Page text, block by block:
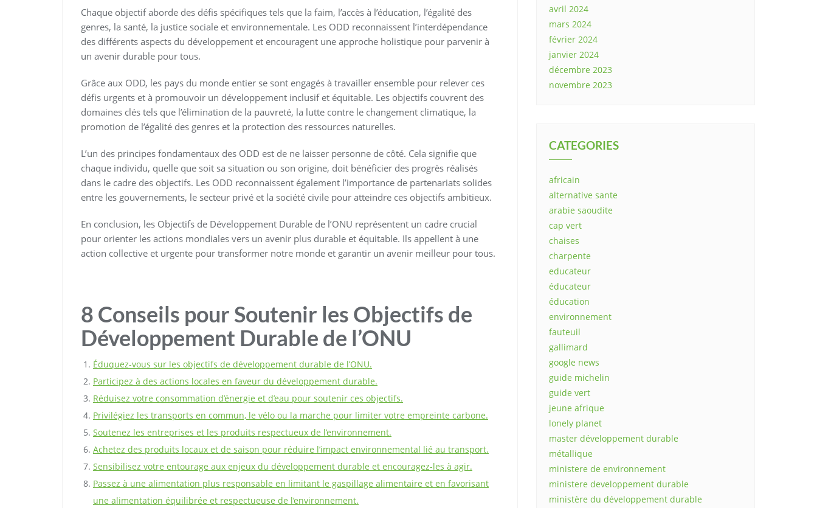
Chaque objectif aborde des défis spécifiques tels que la faim, l’accès à l’éducation, l’égalité des
genres, la santé, la justice sociale et environnementale. Les ODD reconnaissent l’interdépendance
des différents aspects du développement et encouragent une approche holistique pour parvenir à
un avenir durable pour tous.
Grâce aux ODD, les pays du monde entier se sont engagés à travailler ensemble pour relever ces
défis urgents et à promouvoir un développement inclusif et équitable. Les objectifs couvrent des
domaines clés tels que l’élimination de la pauvreté, la lutte contre le changement climatique, la
promotion de l’égalité des genres et la protection des ressources naturelles.
L’un des principes fondamentaux des ODD est de ne laisser personne de côté. Cela signifie que
chaque individu, quelle que soit sa situation ou son origine, doit bénéficier des progrès réalisés
dans le cadre des objectifs. Les ODD reconnaissent également l’importance de partenariats solides
entre les gouvernements, le secteur privé et la société civile pour atteindre ces objectifs ambitieux.
En conclusion, les Objectifs de Développement Durable de l’ONU représentent un cadre crucial
pour orienter les actions mondiales vers un avenir plus durable et équitable. Ils appellent à une
action collective et urgente pour transformer notre monde et garantir un avenir meilleur pour tous.
8 Conseils pour Soutenir les Objectifs de
Développement Durable de l’ONU
Éduquez-vous sur les objectifs de développement durable de l’ONU.
Participez à des actions locales en faveur du développement durable.
Réduisez votre consommation d’énergie et d’eau pour soutenir ces objectifs.
Privilégiez les transports en commun, le vélo ou la marche pour limiter votre empreinte carbone.
Soutenez les entreprises et les produits respectueux de l’environnement.
Achetez des produits locaux et de saison pour réduire l’impact environnemental lié au transport.
Sensibilisez votre entourage aux enjeux du développement durable et encouragez-les à agir.
Passez à une alimentation plus responsable en limitant le gaspillage alimentaire et en favorisant
une alimentation équilibrée et respectueuse de l’environnement.
avril 2024
mars 2024
février 2024
janvier 2024
décembre 2023
novembre 2023
CATEGORIES
africain
alternative sante
arabie saoudite
cap vert
chaises
charpente
educateur
éducateur
éducation
environnement
fauteuil
gallimard
google news
guide michelin
guide vert
jeune afrique
lonely planet
master développement durable
métallique
ministere de environnement
ministere developpement durable
ministère du développement durable